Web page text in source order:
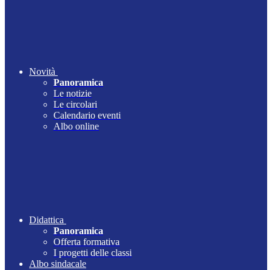
Novità
Panoramica
Le notizie
Le circolari
Calendario eventi
Albo online
Didattica
Panoramica
Offerta formativa
I progetti delle classi
Albo sindacale